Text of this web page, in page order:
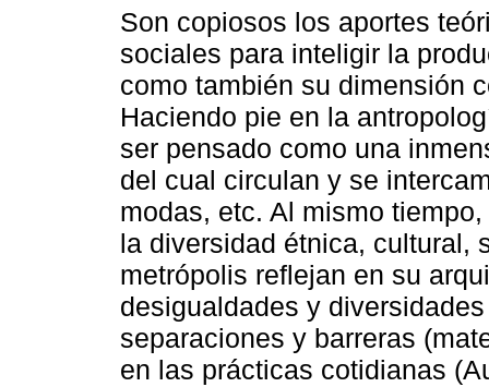
Son copiosos los aportes
sociales para inteligir la
como también su dimensión
Haciendo pie en la
ser pensado como una
del cual circulan y se
modas, etc. Al mismo
la diversidad étnica, cultural,
metrópolis reflejan en su
desigualdades y
separaciones y barreras
en las prácticas cotidianas